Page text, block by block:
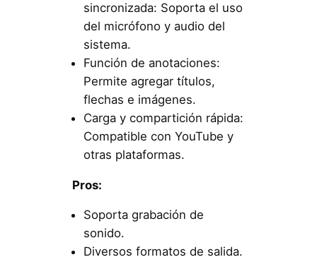
sincronizada: Soporta el uso
del micrófono y audio del
sistema.
Función de anotaciones:
Permite agregar títulos,
flechas e imágenes.
Carga y compartición rápida:
Compatible con YouTube y
otras plataformas.
Pros:
Soporta grabación de
sonido.
Diversos formatos de salida.